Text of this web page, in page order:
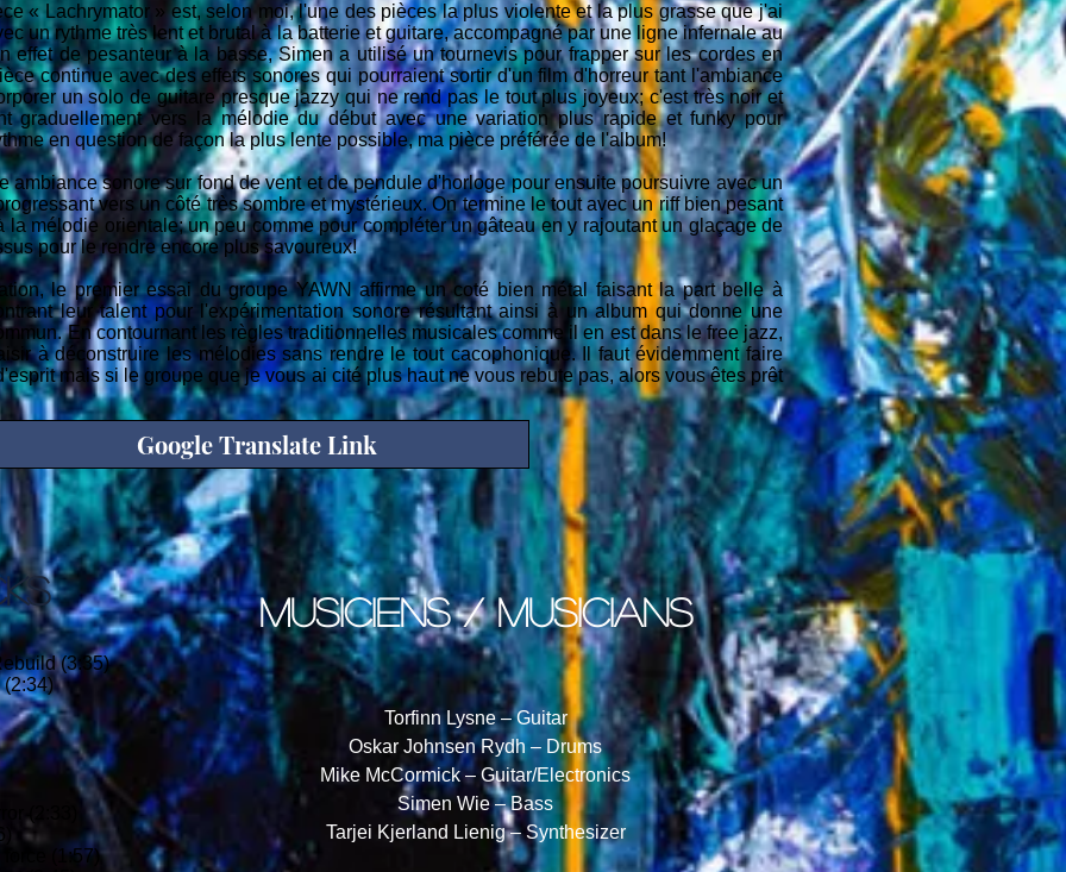
« Lachrymator » est, selon moi, l'une des pièces la plus violente et la plus grasse que j'ai
un rythme très lent et brutal à la batterie et guitare, accompagné par une ligne infernale au
effet de pesanteur à la basse, Simen a utilisé un tournevis pour frapper sur les cordes en
continue avec des effets sonores qui pourraient sortir d'un film d'horreur tant l'ambiance
un solo de guitare presque jazzy qui ne rend pas le tout plus joyeux; c'est très noir et
graduellement vers la mélodie du début avec une variation plus rapide et funky pour
en question de façon la plus lente possible, ma pièce préférée de l'album!
ambiance sonore sur fond de vent et de pendule d'horloge pour ensuite poursuivre avec un
vers un côté très sombre et mystérieux. On termine le tout avec un riff bien pesant
la mélodie orientale; un peu comme pour compléter un gâteau en y rajoutant un glaçage de
pour le rendre encore plus savoureux!
le premier essai du groupe YAWN affirme un coté bien métal faisant la part belle à
leur talent pour l'expérimentation sonore résultant ainsi à un album qui donne une
En contournant les règles traditionnelles musicales comme il en est dans le free jazz,
à déconstruire les mélodies sans rendre le tout cacophonique. Il faut évidemment faire
mais si le groupe que je vous ai cité plus haut ne vous rebute pas, alors vous êtes prêt
Google Translate Link
(3:35)
(1:57)
Torfinn Lysne – Guitar
Oskar Johnsen Rydh – Drums
Mike McCormick – Guitar/Electronics
Simen Wie – Bass
Tarjei Kjerland Lienig – Synthesizer
musiciens / musicians